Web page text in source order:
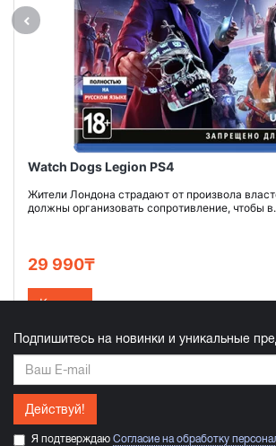
Watch Dogs Legion PS4
Жители Лондона страдают от произвола
должны организовать сопротивление, чтобы
29 990₸
Купить
Подпишитесь на новинки и уникальные
Действуй!
Я подтверждаю Согласие на обработку